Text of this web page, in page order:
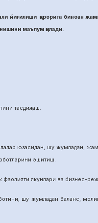
йиғилиши қарорига биноан
маълум қилади.
тасдиқлаш.
шу жумладан,
эшитиш.
якунлари ва бизнес-режа
жумладан баланс,